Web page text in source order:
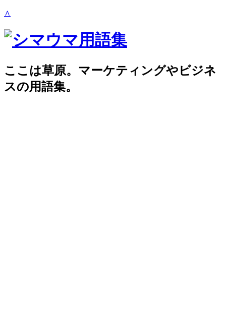
∧
ここは草原。マーケティングやビジネ
スの用語集。